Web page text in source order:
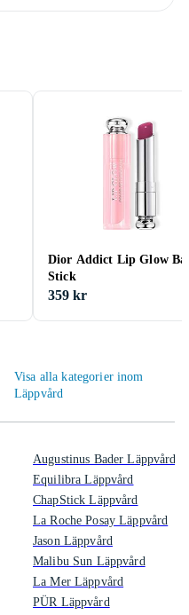
Dior Addict Lip Glow
Stick
359 kr
Visa alla kategorier inom
Läppvård
Augustinus Bader Läppvård
Equilibra Läppvård
ChapStick Läppvård
La Roche Posay Läppvård
Jason Läppvård
Malibu Sun Läppvård
La Mer Läppvård
PÜR Läppvård